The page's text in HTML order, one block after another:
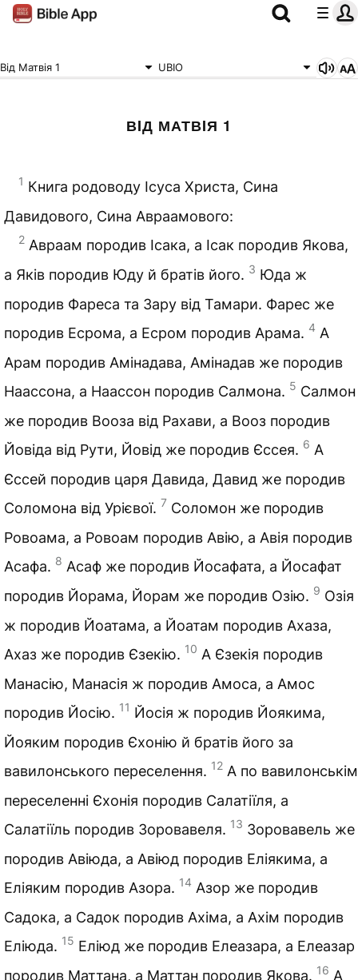
Вiд Матвiя 1 UBIO
ВIД МАТВIЯ 1
1 Книга родоводу Ісуса Христа, Сина
Давидового, Сина Авраамового:
2 Авраам породив Ісака, а Ісак породив Якова,
а Яків породив Юду й братів його. 3 Юда ж
породив Фареса та Зару від Тамари. Фарес же
породив Есрома, а Есром породив Арама. 4 А
Арам породив Амінадава, Амінадав же породив
Наассона, а Наассон породив Салмона. 5 Салмон
же породив Вооза від Рахави, а Вооз породив
Йовіда від Рути, Йовід же породив Єссея. 6 А
Єссей породив царя Давида, Давид же породив
Соломона від Урієвої. 7 Соломон же породив
Ровоама, а Ровоам породив Авію, а Авія породив
Асафа. 8 Асаф же породив Йосафата, а Йосафат
породив Йорама, Йорам же породив Озію. 9 Озія
ж породив Йоатама, а Йоатам породив Ахаза,
Ахаз же породив Єзекію. 10 А Єзекія породив
Манасію, Манасія ж породив Амоса, а Амос
породив Йосію. 11 Йосія ж породив Йоякима,
Йояким породив Єхонію й братів його за
вавилонського переселення. 12 А по вавилонськім
переселенні Єхонія породив Салатіїля, а
Салатіїль породив Зоровавеля. 13 Зоровавель же
породив Авіюда, а Авіюд породив Еліякима, а
Еліяким породив Азора. 14 Азор же породив
Садока, а Садок породив Ахіма, а Ахім породив
Еліюда. 15 Еліюд же породив Елеазара, а Елеазар
породив Маттана, а Маттан породив Якова. 16 А